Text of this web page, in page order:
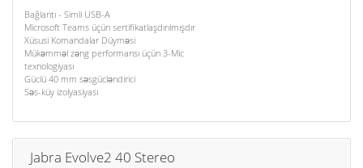
Bağlantı - Simli USB-A
Microsoft Teams üçün sertifikatlaşdırılmışdır
Xüsusi Komandalar Düyməsi
Mükəmməl zəng performansı üçün 3-Mic
texnologiyası
Güclü 40 mm səsgücləndirici
Səs-küy izolyasiyası
Jabra Evolve2 40 Stereo